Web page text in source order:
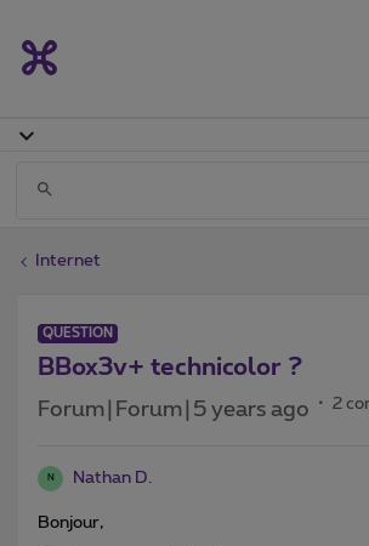
Internet
QUESTION
BBox3v+ technicolor ?
Forum|Forum|5 years ago 2
N Nathan D.
Bonjour,